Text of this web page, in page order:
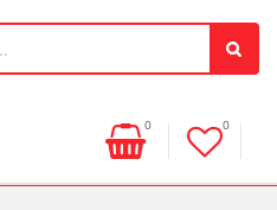
0 0